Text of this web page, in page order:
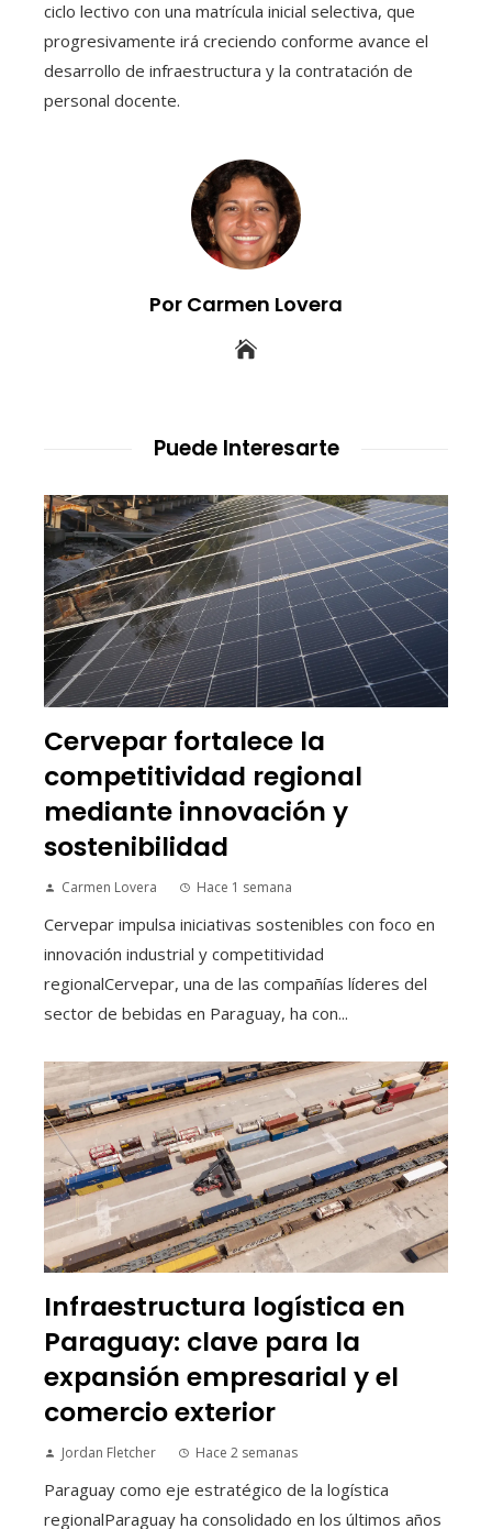
ciclo lectivo con una matrícula inicial selectiva, que
progresivamente irá creciendo conforme avance el
desarrollo de infraestructura y la contratación de
personal docente.
Por Carmen Lovera
Puede Interesarte
Cervepar fortalece la
competitividad regional
mediante innovación y
sostenibilidad
Carmen Lovera Hace 1 semana
Cervepar impulsa iniciativas sostenibles con foco en
innovación industrial y competitividad
regionalCervepar, una de las compañías líderes del
sector de bebidas en Paraguay, ha con...
Infraestructura logística en
Paraguay: clave para la
expansión empresarial y el
comercio exterior
Jordan Fletcher Hace 2 semanas
Paraguay como eje estratégico de la logística
regionalParaguay ha consolidado en los últimos años